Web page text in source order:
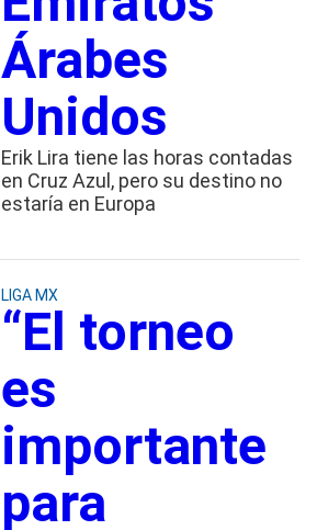
Árabes
Unidos
Erik Lira tiene las horas contadas
en Cruz Azul, pero su destino no
estaría en Europa
LIGA MX
“El torneo
es
importante
para